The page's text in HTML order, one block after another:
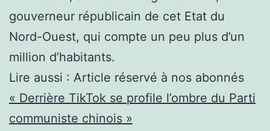
gouverneur républicain de cet Etat du
Nord-Ouest, qui compte un peu plus d’un
million d’habitants.
Lire aussi : Article réservé à nos abonnés
« Derrière TikTok se profile l’ombre du Parti
communiste chinois »